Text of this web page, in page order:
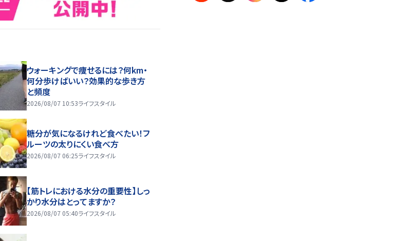
ウォーキングで痩せるには？何km・
何分歩けばいい？効果的な歩き方
と頻度
2026/08/07 10:53ライフスタイル
糖分が気になるけれど食べたい！フ
ルーツの太りにくい食べ方
2026/08/07 06:25ライフスタイル
【筋トレにおける水分の重要性】しっ
かり水分はとってますか？
2026/08/07 05:40ライフスタイル